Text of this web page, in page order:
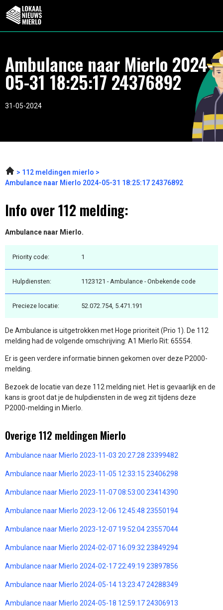
Ambulance naar Mierlo 2024-
05-31 18:25:17 24376892
31-05-2024
112 meldingen mierlo
Ambulance naar Mierlo 2024-05-31 18:25:17 24376892
Info over 112 melding:
Ambulance naar Mierlo.
Priority code: 1
Hulpdiensten: 1123121 - Ambulance - Onbekende code
Precieze locatie: 52.072.754, 5.471.191
De Ambulance is uitgetrokken met Hoge prioriteit (Prio 1). De 112
melding had de volgende omschrijving: A1 Mierlo Rit: 65554.
Er is geen verdere informatie binnen gekomen over deze P2000-
melding.
Bezoek de locatie van deze 112 melding niet. Het is gevaarlijk en de
kans is groot dat je de hulpdiensten in de weg zit tijdens deze
P2000-melding in Mierlo.
Overige 112 meldingen Mierlo
Ambulance naar Mierlo 2023-11-03 20:27:28 23399482
Ambulance naar Mierlo 2023-11-05 12:33:15 23406298
Ambulance naar Mierlo 2023-11-07 08:53:00 23414390
Ambulance naar Mierlo 2023-12-06 12:45:48 23550194
Ambulance naar Mierlo 2023-12-07 19:52:04 23557044
Ambulance naar Mierlo 2024-02-07 16:09:32 23849294
Ambulance naar Mierlo 2024-02-17 22:49:19 23897856
Ambulance naar Mierlo 2024-05-14 13:23:47 24288349
Ambulance naar Mierlo 2024-05-18 12:59:17 24306913